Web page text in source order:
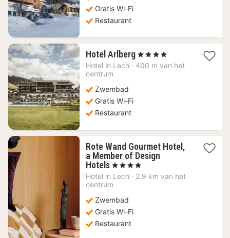
Gratis Wi-Fi
Restaurant
Hotel Arlberg 1
nacht
, 4 Sterren
Hotel in Lech · 400 m van het
centrum
Zwembad
Gratis Wi-Fi
Restaurant
Rote Wand Gourmet Hotel,
a Member of Design
Hotels 1
nacht
vanaf
€
, 4 Sterren
Hotel in Lech · 2.9 km van het
centrum
Zwembad
Gratis Wi-Fi
Restaurant